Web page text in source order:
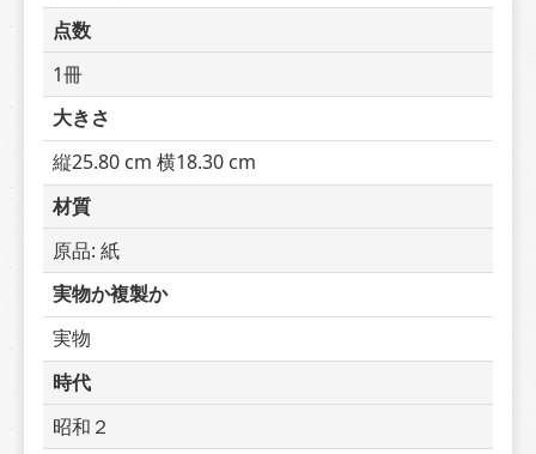
点数
1冊
大きさ
縦25.80 cm 横18.30 cm
材質
原品: 紙
実物か複製か
実物
時代
昭和２